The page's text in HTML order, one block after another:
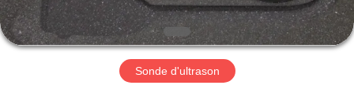
VIDÉOS
Sonde d'ultrason